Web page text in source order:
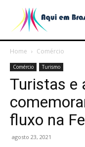
Home Comércio
Comércio Turismo
Turistas e
fluxo na
agosto 23, 2021